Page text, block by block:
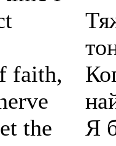
faith,
the
Я